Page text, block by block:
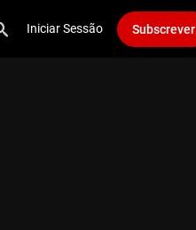
Iniciar Sessão Subscrever